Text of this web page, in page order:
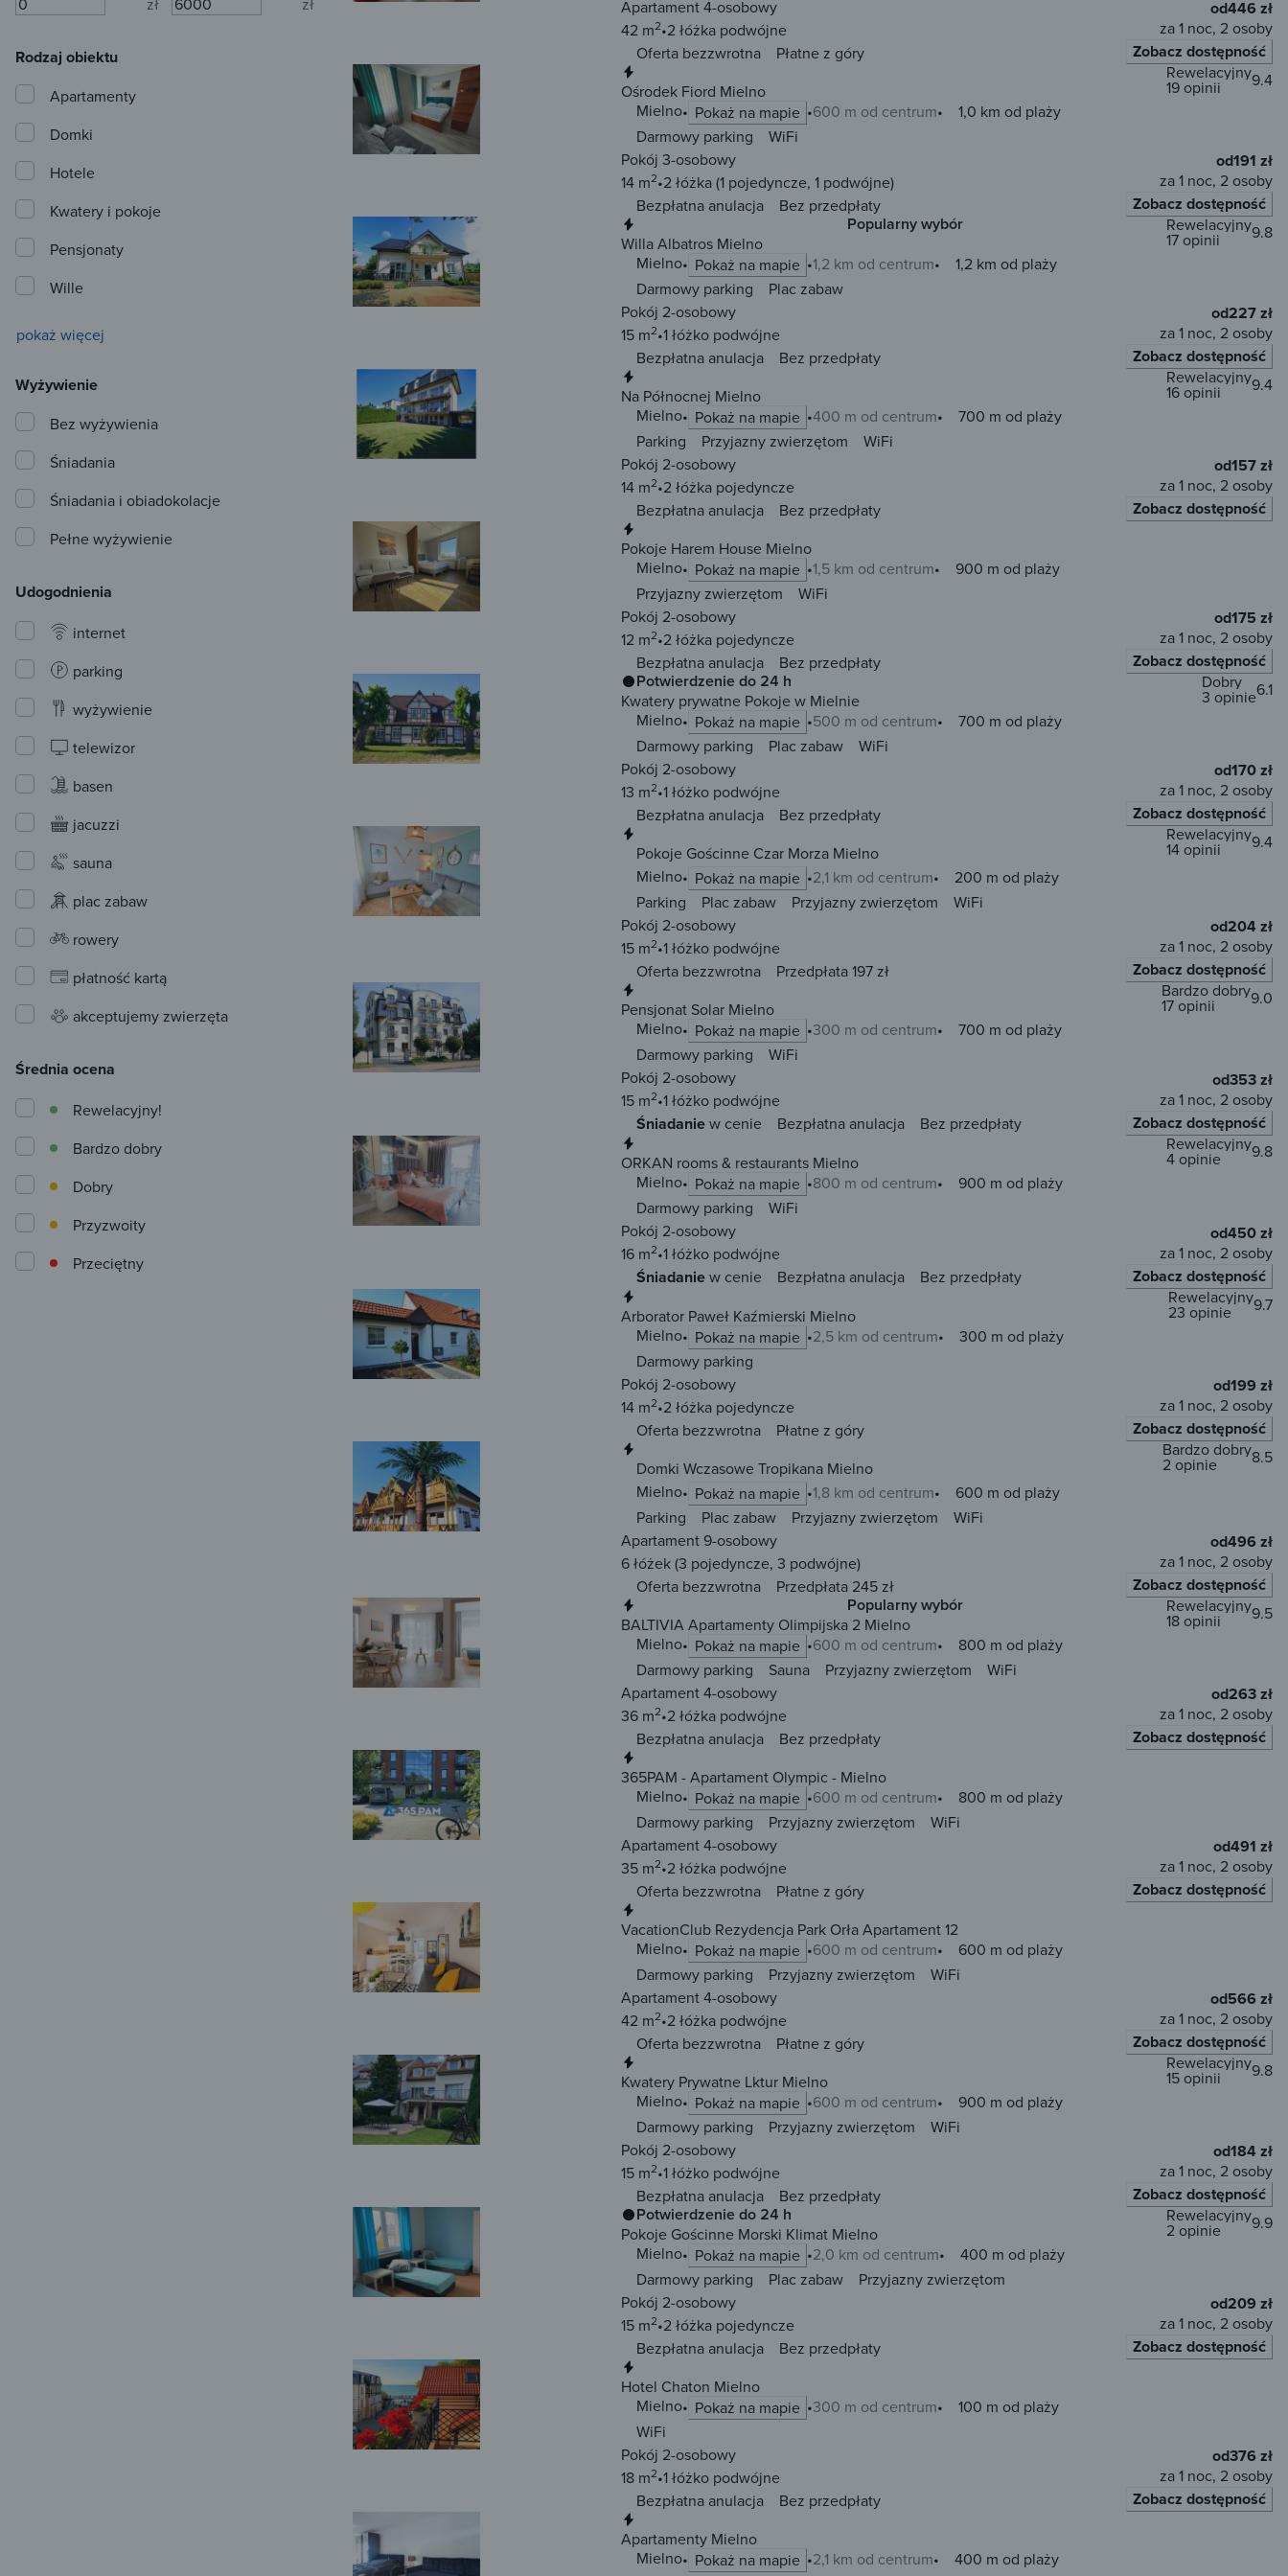
Apartament 4-osobowy
42 m2 2 łóżka podwójne
Oferta bezzwrotna
Płatne z góry
od446 zł
za 1 noc, 2 osoby
Zobacz dostępność
Ośrodek Fiord Mielno
Mielno
Pokaż na mapie 600 m od centrum 1,0 km od plaży
9.4
Rewelacyjny
19 opinii
Darmowy parking
WiFi
Pokój 3-osobowy
14 m2 2 łóżka(1 pojedyncze, 1 podwójne)
Bezpłatna anulacja
Bez przedpłaty
od191 zł
za 1 noc, 2 osoby
Zobacz dostępność
Popularny wybór
Willa Albatros Mielno
Mielno
Pokaż na mapie 1,2 km od centrum 1,2 km od plaży
9.8
Rewelacyjny
17 opinii
Darmowy parking
Plac zabaw
Pokój 2-osobowy
15 m2 1 łóżko podwójne
Bezpłatna anulacja
Bez przedpłaty
od227 zł
za 1 noc, 2 osoby
Zobacz dostępność
Na Północnej Mielno
Mielno
Pokaż na mapie 400 m od centrum 700 m od plaży
9.4
Rewelacyjny
16 opinii
Parking Przyjazny zwierzętom
WiFi
Pokój 2-osobowy
14 m2 2 łóżka pojedyncze
Bezpłatna anulacja
Bez przedpłaty
od157 zł
za 1 noc, 2 osoby
Zobacz dostępność
Pokoje Harem House Mielno
Mielno
Pokaż na mapie 1,5 km od centrum
900 m od plaży
Przyjazny zwierzętom
WiFi
Pokój 2-osobowy
12 m2 2 łóżka pojedyncze
Bezpłatna anulacja
Bez przedpłaty
od175 zł
za 1 noc, 2 osoby
Zobacz dostępność
Potwierdzenie do 24 h
Kwatery prywatne Pokoje w Mielnie
Mielno
Pokaż na mapie 500 m od centrum 700 m od plaży
6.1
Dobry
3 opinie
Darmowy parking Plac zabaw
WiFi
Pokój 2-osobowy
13 m2 1 łóżko podwójne
Bezpłatna anulacja
Bez przedpłaty
od170 zł
za 1 noc, 2 osoby
Zobacz dostępność
Pokoje Gościnne Czar Morza Mielno
Mielno
Pokaż na mapie 2,1 km od centrum 200 m od plaży
9.4
Rewelacyjny
14 opinii
Parking Plac zabaw Przyjazny zwierzętom
WiFi
Pokój 2-osobowy
15 m2 1 łóżko podwójne
Oferta bezzwrotna
Przedpłata 197 zł
od204 zł
za 1 noc, 2 osoby
Zobacz dostępność
Pensjonat Solar Mielno
Mielno
Pokaż na mapie 300 m od centrum 700 m od plaży
9.0
Bardzo dobry
17 opinii
Darmowy parking
WiFi
Pokój 2-osobowy
15 m2 1 łóżko podwójne
Śniadaniew cenie Bezpłatna anulacja Bez przedpłaty
od353 zł
za 1 noc, 2 osoby
Zobacz dostępność
ORKAN rooms & restaurants Mielno
Mielno
Pokaż na mapie 800 m od centrum 900 m od plaży
9.8
Rewelacyjny
4 opinie
Darmowy parking
WiFi
Pokój 2-osobowy
16 m2 1 łóżko podwójne
Śniadaniew cenie Bezpłatna anulacja Bez przedpłaty
od450 zł
za 1 noc, 2 osoby
Zobacz dostępność
Arborator Paweł Kaźmierski Mielno
Mielno
Pokaż na mapie 2,5 km od centrum 300 m od plaży
9.7
Rewelacyjny
23 opinie
Darmowy parking
Pokój 2-osobowy
14 m2 2 łóżka pojedyncze
Oferta bezzwrotna
Płatne z góry
od199 zł
za 1 noc, 2 osoby
Zobacz dostępność
Domki Wczasowe Tropikana Mielno
Mielno
Pokaż na mapie 1,8 km od centrum 600 m od plaży
8.5
Bardzo dobry
2 opinie
Parking Plac zabaw Przyjazny zwierzętom
WiFi
Apartament 9-osobowy
6 łóżek(3 pojedyncze, 3 podwójne)
Oferta bezzwrotna
Przedpłata 245 zł
od496 zł
za 1 noc, 2 osoby
Zobacz dostępność
Popularny wybór
BALTIVIA Apartamenty Olimpijska 2 Mielno
Mielno
Pokaż na mapie 600 m od centrum 800 m od plaży
9.5
Rewelacyjny
18 opinii
Darmowy parking Sauna Przyjazny zwierzętom
WiFi
Apartament 4-osobowy
36 m2 2 łóżka podwójne
Bezpłatna anulacja
Bez przedpłaty
od263 zł
za 1 noc, 2 osoby
Zobacz dostępność
365PAM - Apartament Olympic - Mielno
Mielno
Pokaż na mapie 600 m od centrum
800 m od plaży
Darmowy parking
Przyjazny zwierzętom
WiFi
Apartament 4-osobowy
35 m2 2 łóżka podwójne
Oferta bezzwrotna
Płatne z góry
od491 zł
za 1 noc, 2 osoby
Zobacz dostępność
VacationClub Rezydencja Park Orła Apartament 12
Mielno
Pokaż na mapie 600 m od centrum
600 m od plaży
Darmowy parking
Przyjazny zwierzętom
WiFi
Apartament 4-osobowy
42 m2 2 łóżka podwójne
Oferta bezzwrotna
Płatne z góry
od566 zł
za 1 noc, 2 osoby
Zobacz dostępność
Kwatery Prywatne Lktur Mielno
Mielno
Pokaż na mapie 600 m od centrum 900 m od plaży
9.8
Rewelacyjny
15 opinii
Darmowy parking Przyjazny zwierzętom
WiFi
Pokój 2-osobowy
15 m2 1 łóżko podwójne
Bezpłatna anulacja
Bez przedpłaty
od184 zł
za 1 noc, 2 osoby
Zobacz dostępność
Potwierdzenie do 24 h
Pokoje Gościnne Morski Klimat Mielno
Mielno
Pokaż na mapie 2,0 km od centrum 400 m od plaży
9.9
Rewelacyjny
2 opinie
Darmowy parking Plac zabaw
Przyjazny zwierzętom
Pokój 2-osobowy
15 m2 2 łóżka pojedyncze
Bezpłatna anulacja
Bez przedpłaty
od209 zł
za 1 noc, 2 osoby
Zobacz dostępność
Hotel Chaton Mielno
Mielno
Pokaż na mapie 300 m od centrum
100 m od plaży
WiFi
Pokój 2-osobowy
18 m2 1 łóżko podwójne
Bezpłatna anulacja
Bez przedpłaty
od376 zł
za 1 noc, 2 osoby
Zobacz dostępność
Apartamenty Mielno
Mielno
Pokaż na mapie 2,1 km od centrum
400 m od plaży
Rodzaj obiektu
Apartamenty
Domki
Hotele
Kwatery i pokoje
Pensjonaty
Wille
pokaż więcej
Wyżywienie
Bez wyżywienia
Śniadania
Śniadania i obiadokolacje
Pełne wyżywienie
Udogodnienia
internet
parking
wyżywienie
telewizor
basen
jacuzzi
sauna
plac zabaw
rowery
płatność kartą
akceptujemy zwierzęta
Średnia ocena
Przeciętny
Przyzwoity
Dobry
Bardzo dobry
Rewelacyjny!